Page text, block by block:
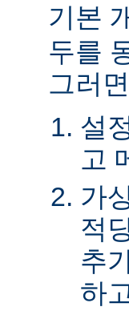
기본
두를
그러
설
고
가
적
추
하